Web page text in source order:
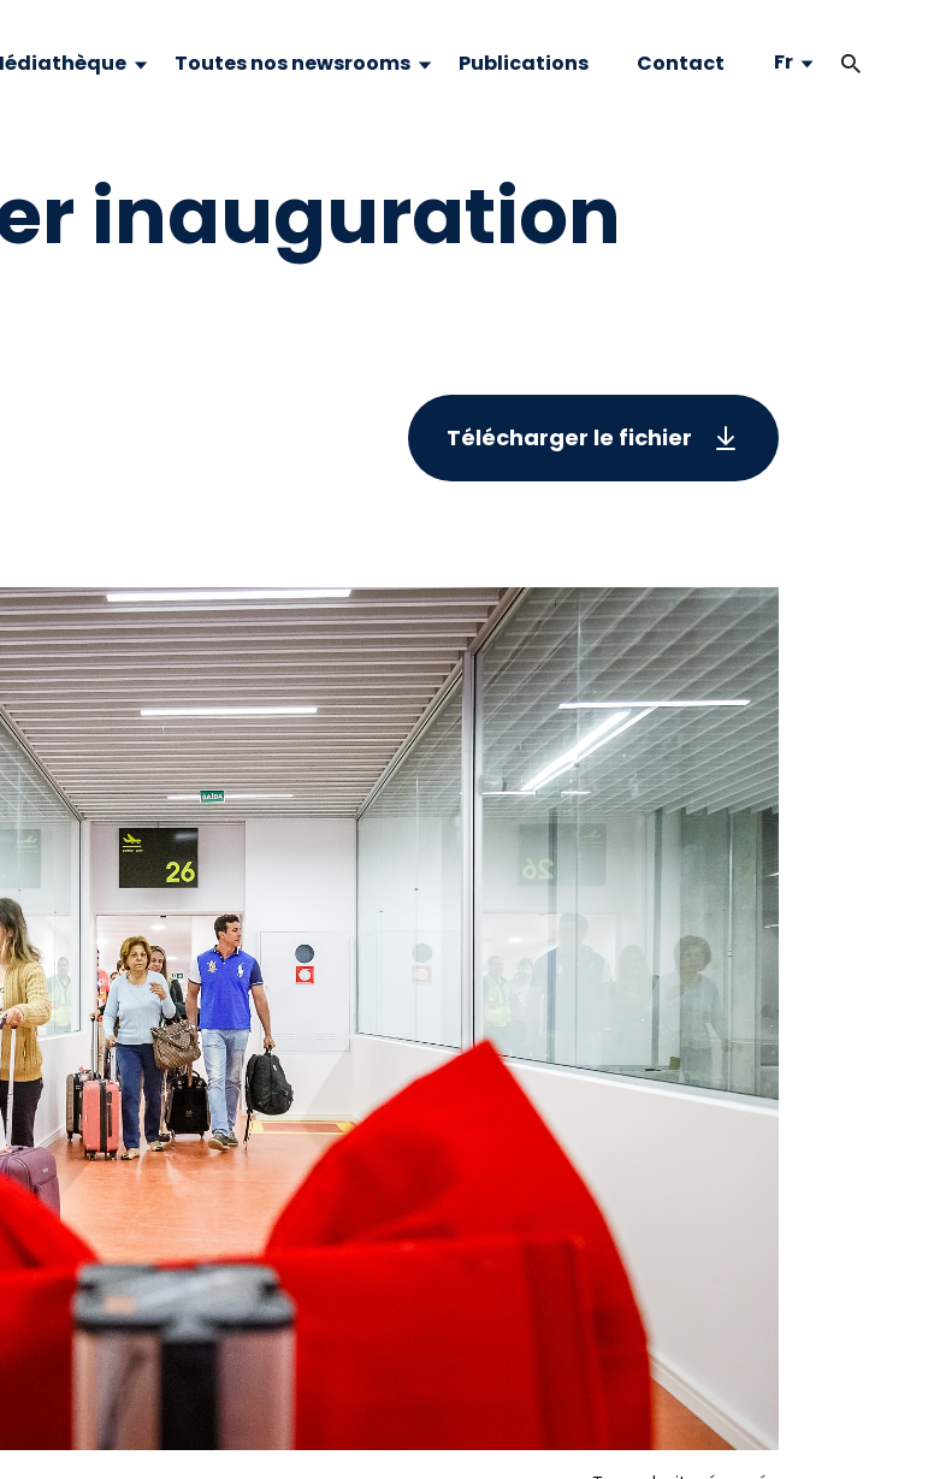
Toutes nos newsrooms Publications Contact Fr
inauguration
Télécharger le fichier